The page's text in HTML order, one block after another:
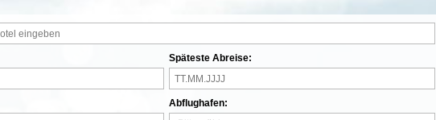
Späteste Abreise:
Abflughafen: